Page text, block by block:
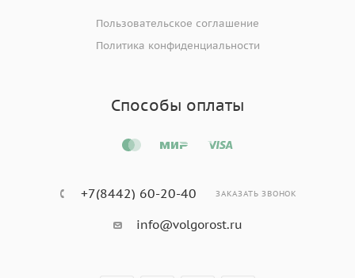
Пользовательское соглашение
Политика конфиденциальности
Способы оплаты
+7(8442) 60-20-40 ЗАКАЗАТЬ ЗВОНОК
info@volgorost.ru